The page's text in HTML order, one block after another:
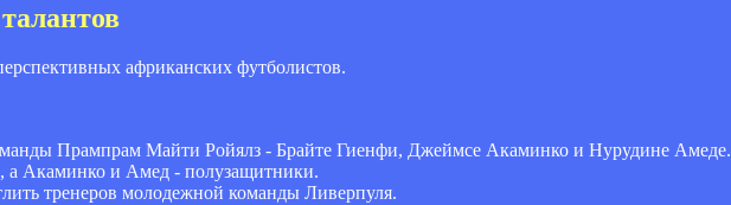
африканских футболистов.
Прампрам Майти Ройялз - Брайте Гиенфи, Джеймсе Акаминко и Нурудине Амеде.
а Акаминко и Амед - полузащитники.
тренеров молодежной команды Ливерпуля.